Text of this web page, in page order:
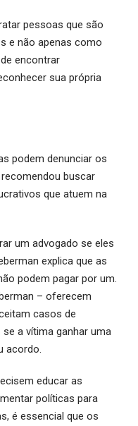
pessoas que são
e não apenas como
encontrar
sua própria
podem denunciar os
buscar
que atuem na
um advogado se eles
explica que as
podem pagar por um.
– oferecem
casos de
a vítima ganhar uma
acordo.
educar as
políticas para
é essencial que os